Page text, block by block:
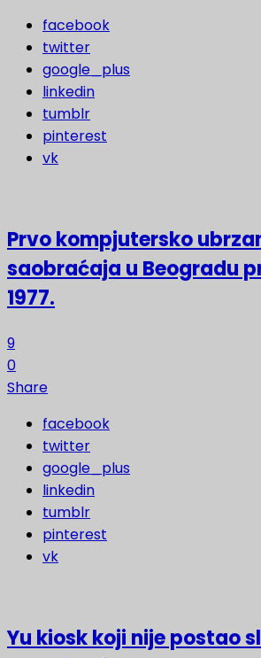
facebook
twitter
google_plus
linkedin
tumblr
pinterest
vk
Prvo kompjutersko
saobraćaja u Beogradu
1977.
9
0
Share
facebook
twitter
google_plus
linkedin
tumblr
pinterest
vk
Yu kiosk koji nije postao